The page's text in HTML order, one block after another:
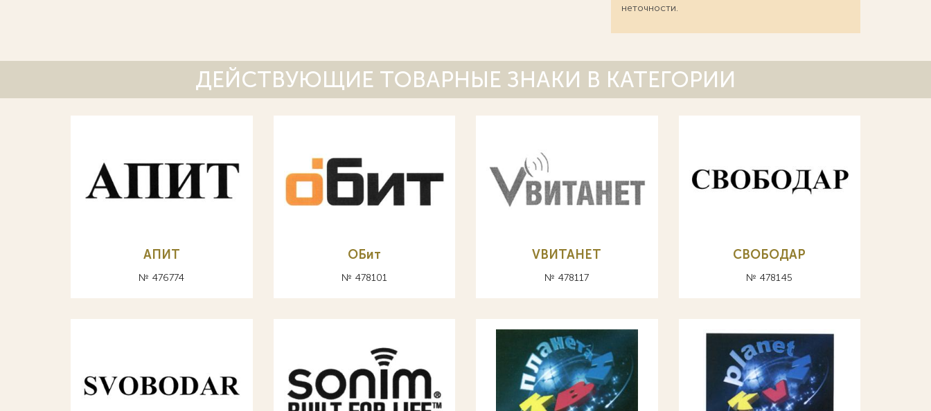
неточности.
ДЕЙСТВУЮЩИЕ ТОВАРНЫЕ ЗНАКИ В КАТЕГОРИИ
АПИТ
№ 476774
ОБит
№ 478101
VВИТАНЕТ
№ 478117
СВОБОДАР
№ 478145